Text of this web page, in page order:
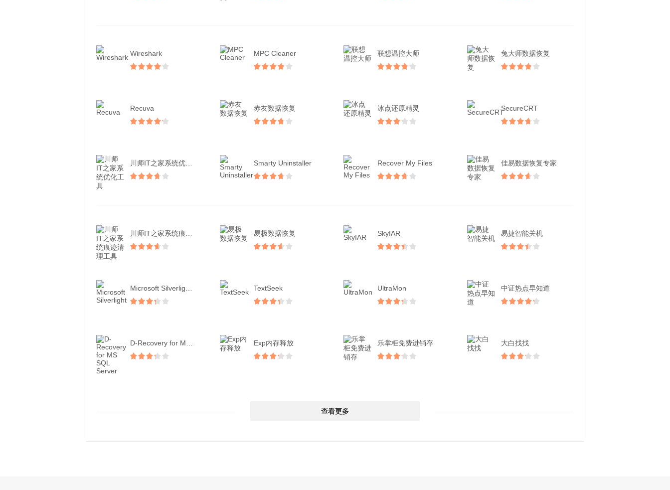
Wireshark MPC Cleaner 联想温控大师 兔大师数据恢复
Recuva 赤友数据恢复 冰点还原精灵 SecureCRT
Smarty Uninstaller Recover My Files 佳易数据恢复专家
易极数据恢复 SkyIAR 易捷智能关机
TextSeek UltraMon 中证热点早知道
Exp内存释放 乐掌柜免费进销存 大白找找
查看更多